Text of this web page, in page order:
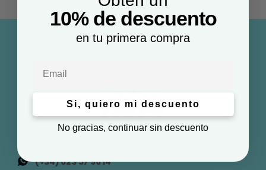
(+34) 623 57 96 14
10% de descuento
en tu primera compra
Si, quiero mi descuento
No gracias, continuar sin descuento